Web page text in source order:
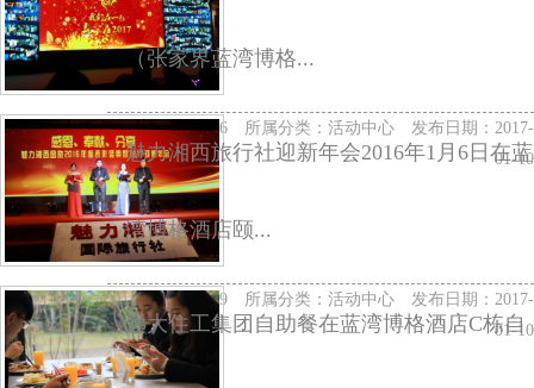
（张家界蓝湾博格...
访问量：2536 所属分类： 活动中心 发布日期：2017-
01-10
魅力湘西旅行社迎新年会2016年1月6日在蓝
湾博格酒店颐...
访问量：2519 所属分类： 活动中心 发布日期：2017-
01-10
远大住工集团自助餐在蓝湾博格酒店C栋自